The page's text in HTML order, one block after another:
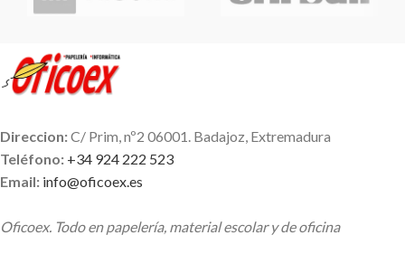
Disponible con tinta azul, roja
Direccion:C/ Prim, nº2 06001. Badajoz, Extremadura
Teléfono: +34 924 222 523
Email: info@oficoex.es
Oficoex. Todo en papelería, material escolar y de oficina